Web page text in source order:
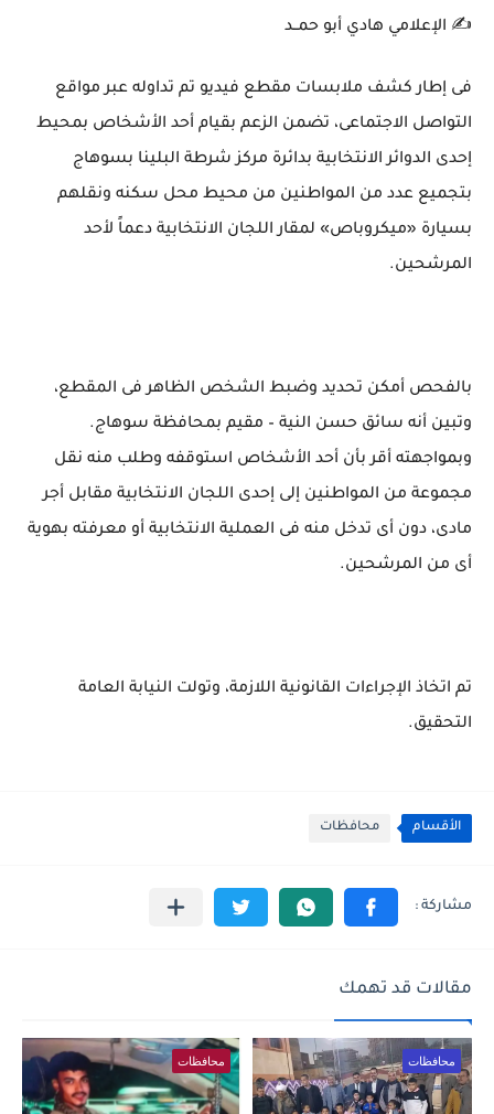
✍️ الإعلامي هادي أبو حمــد
فى إطار كشف ملابسات مقطع فيديو تم تداوله عبر مواقع
التواصل الاجتماعى، تضمن الزعم بقيام أحد الأشخاص بمحيط
إحدى الدوائر الانتخابية بدائرة مركز شرطة البلينا بسوهاج
بتجميع عدد من المواطنين من محيط محل سكنه ونقلهم
بسيارة «ميكروباص» لمقار اللجان الانتخابية دعماً لأحد
المرشحين.
بالفحص أمكن تحديد وضبط الشخص الظاهر فى المقطع،
وتبين أنه سائق حسن النية – مقيم بمحافظة سوهاج.
وبمواجهته أقر بأن أحد الأشخاص استوقفه وطلب منه نقل
مجموعة من المواطنين إلى إحدى اللجان الانتخابية مقابل أجر
مادى، دون أى تدخل منه فى العملية الانتخابية أو معرفته بهوية
أى من المرشحين.
تم اتخاذ الإجراءات القانونية اللازمة، وتولت النيابة العامة
التحقيق.
الأقسام محافظات
مقالات قد تهمك
محافظات محافظات